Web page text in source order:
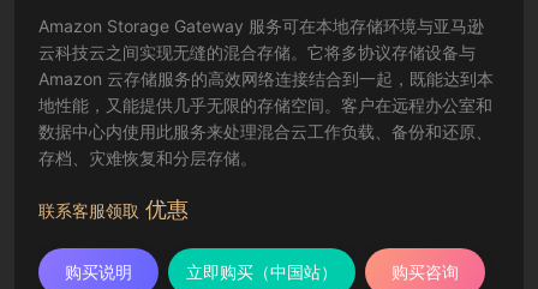
Amazon Storage Gateway 服务可在本地存储环境与亚马逊
云科技云之间实现无缝的混合存储。它将多协议存储设备与
Amazon 云存储服务的高效网络连接结合到一起，既能达到本
地性能，又能提供几乎无限的存储空间。客户在远程办公室和
数据中心内使用此服务来处理混合云工作负载、备份和还原、
存档、灾难恢复和分层存储。
联系客服领取 优惠
购买说明 立即购买（中国站） 购买咨询